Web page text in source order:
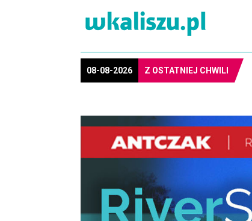
08-08-2026 Z OSTATNIEJ CHWILI